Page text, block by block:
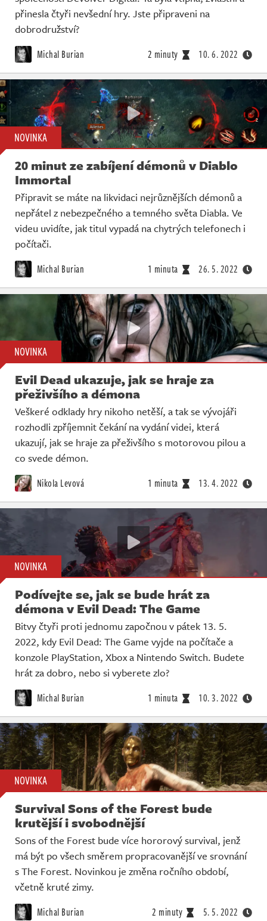
přinesla čtyři nevšední hry. Jste připraveni na
dobrodružství?
Michal Burian 2 minuty 10. 6. 2022
NOVINKA
20 minut ze zabíjení démonů v Diablo
Immortal
Připravit se máte na likvidaci nejrůznějších démonů a
nepřátel z nebezpečného a temného světa Diabla. Ve
videu uvidíte, jak titul vypadá na chytrých telefonech i
počítači.
Michal Burian 1 minuta 26. 5. 2022
NOVINKA
Evil Dead ukazuje, jak se hraje za
přeživšího a démona
Veškeré odklady hry nikoho netěší, a tak se vývojáři
rozhodli zpříjemnit čekání na vydání videi, která
ukazují, jak se hraje za přeživšího s motorovou pilou a
co svede démon.
Nikola Levová 1 minuta 13. 4. 2022
NOVINKA
Podívejte se, jak se bude hrát za
démona v Evil Dead: The Game
Bitvy čtyři proti jednomu započnou v pátek 13. 5.
2022, kdy Evil Dead: The Game vyjde na počítače a
konzole PlayStation, Xbox a Nintendo Switch. Budete
hrát za dobro, nebo si vyberete zlo?
Michal Burian 1 minuta 10. 3. 2022
NOVINKA
Survival Sons of the Forest bude
krutější i svobodnější
Sons of the Forest bude více hororový survival, jenž
má být po všech směrem propracovanější ve srovnání
s The Forest. Novinkou je změna ročního období,
včetně kruté zimy.
Michal Burian 2 minuty 5. 5. 2022